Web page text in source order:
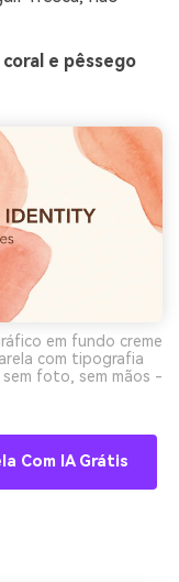
e pêssego
em fundo creme
com tipografia
foto, sem mãos -
Com IA Grátis